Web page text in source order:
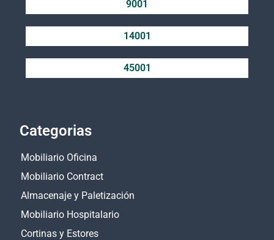
9001
14001
45001
Categorias
Mobiliario Oficina
Mobiliario Contract
Almacenaje y Paletización
Mobiliario Hospitalario
Cortinas y Estores